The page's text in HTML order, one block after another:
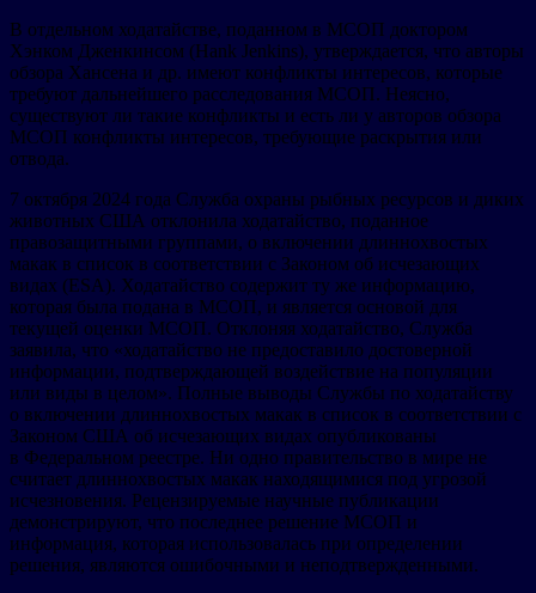
В отдельном ходатайстве, поданном в МСОП доктором
Хэнком Дженкинсом (Hank Jenkins), утверждается, что авторы
обзора Хансена и др. имеют конфликты интересов, которые
требуют дальнейшего расследования МСОП. Неясно,
существуют ли такие конфликты и есть ли у авторов обзора
МСОП конфликты интересов, требующие раскрытия или
отвода.
7 октября 2024 года Служба охраны рыбных ресурсов и диких
животных США отклонила ходатайство, поданное
правозащитными группами, о включении длиннохвостых
макак в список в соответствии с Законом об исчезающих
видах (ESA). Ходатайство содержит ту же информацию,
которая была подана в МСОП, и является основой для
текущей оценки МСОП. Отклоняя ходатайство, Служба
заявила, что «ходатайство не предоставило достоверной
информации, подтверждающей воздействие на популяции
или виды в целом». Полные выводы Службы по ходатайству
о включении длиннохвостых макак в список в соответствии с
Законом США об исчезающих видах опубликованы
в Федеральном реестре. Ни одно правительство в мире не
считает длиннохвостых макак находящимися под угрозой
исчезновения. Рецензируемые научные публикации
демонстрируют, что последнее решение МСОП и
информация, которая использовалась при определении
решения, являются ошибочными и неподтвержденными.